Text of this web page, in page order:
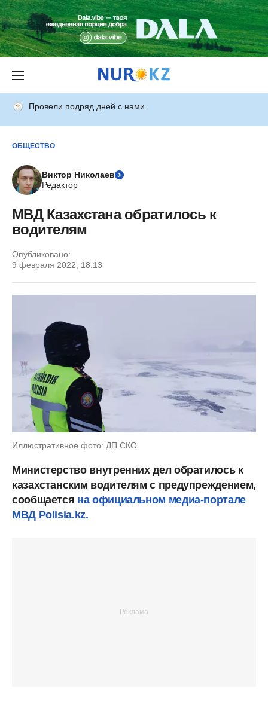
Провели подряд дней с нами
ОБЩЕСТВО
Виктор Николаев
Редактор
МВД Казахстана обратилось к
водителям
Опубликовано:
9 февраля 2022, 18:13
Иллюстративное фото: ДП СКО
Министерство внутренних дел обратилось к
казахстанским водителям с предупреждением,
сообщается на официальном медиа-портале
МВД Polisia.kz.